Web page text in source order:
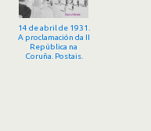
14 de abril de 1931.
A proclamación da II
República na
Coruña. Postais.